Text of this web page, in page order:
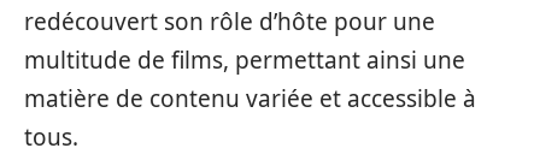
redécouvert son rôle d’hôte pour une
multitude de films, permettant ainsi une
matière de contenu variée et accessible à
tous.